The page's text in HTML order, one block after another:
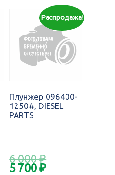
Распродажа!
Плунжер 096400-
1250#, DIESEL
PARTS
6 000₽
5 700₽